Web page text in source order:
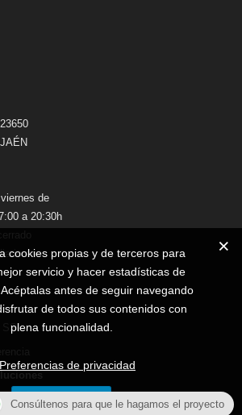
de
a 20:30h
SSL
cookies propias y de terceros para
servicio y hacer estadísticas de
antes de seguir navegando
de todos sus contenidos con
plena funcionalidad.
Preferencias de privacidad
Estoy de acuerdo
Consúltenos para que le hagamos el proyecto